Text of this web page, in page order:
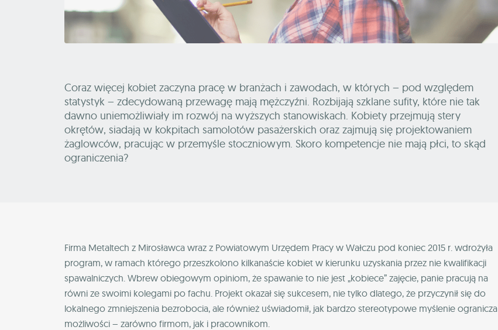
Coraz więcej kobiet zaczyna pracę w branżach i zawodach, w których – pod względem
statystyk – zdecydowaną przewagę mają mężczyźni. Rozbijają szklane sufity, które nie tak
dawno uniemożliwiały im rozwój na wyższych stanowiskach. Kobiety przejmują stery
okrętów, siadają w kokpitach samolotów pasażerskich oraz zajmują się projektowaniem
żaglowców, pracując w przemyśle stoczniowym. Skoro kompetencje nie mają płci, to skąd
ograniczenia?
Firma Metaltech z Mirosławca wraz z Powiatowym Urzędem Pracy w Wałczu pod koniec 2015 r. wdrożyła
program, w ramach którego przeszkolono kilkanaście kobiet w kierunku uzyskania przez nie kwalifikacji
spawalniczych. Wbrew obiegowym opiniom, że spawanie to nie jest „kobiece” zajęcie, panie pracują na
równi ze swoimi kolegami po fachu. Projekt okazał się sukcesem, nie tylko dlatego, że przyczynił się do
lokalnego zmniejszenia bezrobocia, ale również uświadomił, jak bardzo stereotypowe myślenie ogranicza
możliwości – zarówno firmom, jak i pracownikom.